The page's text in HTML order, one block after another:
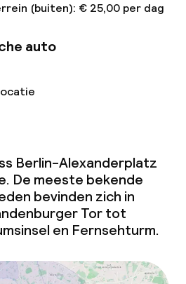
(buiten): € 25,00 per dag
auto
Berlin-Alexanderplatz
De meeste bekende
bevinden zich in
Tor tot
en Fernsehturm.